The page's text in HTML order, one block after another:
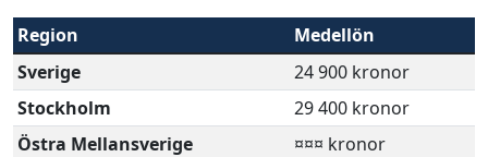
Region
Medellön
Sverige
24 900 kronor
Stockholm
29 400 kronor
Östra Mellansverige
¤¤¤ kronor